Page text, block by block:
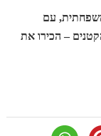
עם
– הכירו את